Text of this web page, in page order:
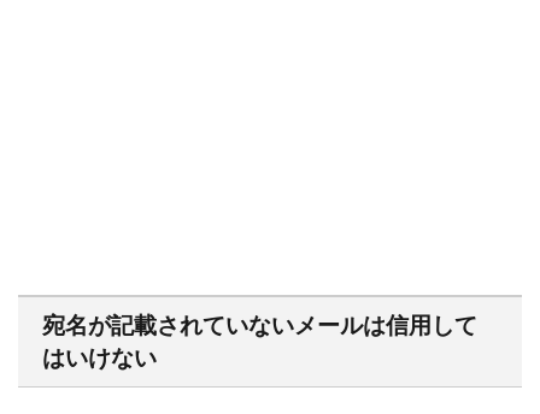
宛名が記載されていないメールは信用して
はいけない